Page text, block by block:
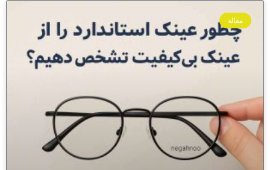
مقاله